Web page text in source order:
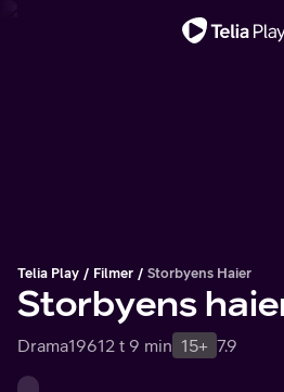
Telia Play Filmer Storbyens Haier
Storbyens
Drama19612 t 9 min 15+ 7.9